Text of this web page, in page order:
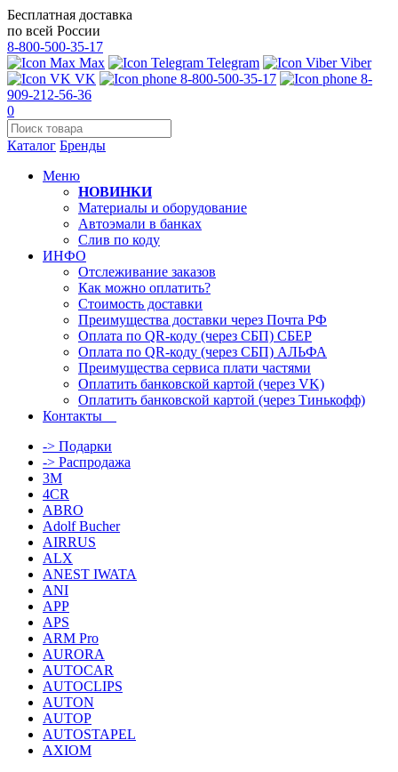
Бесплатная доставка
по всей России
8-800-500-35-17
Max
Telegram
Viber
VK
8-800-500-35-17
8-
909-212-56-36
0
Каталог Бренды
Меню
НОВИНКИ
Материалы и оборудование
Автоэмали в банках
Слив по коду
ИНФО
Отслеживание заказов
Как можно оплатить?
Стоимость доставки
Преимущества доставки через Почта РФ
Оплата по QR-коду (через СБП) СБЕР
Оплата по QR-коду (через СБП) АЛЬФА
Преимущества сервиса плати частями
Оплатить банковской картой (через VK)
Оплатить банковской картой (через Тинькофф)
Контакты
-> Подарки
-> Распродажа
3M
4CR
ABRO
Adolf Bucher
AIRRUS
ALX
ANEST IWATA
ANI
APP
APS
ARM Pro
AURORA
AUTOCAR
AUTOCLIPS
AUTON
AUTOP
AUTOSTAPEL
AXIOM